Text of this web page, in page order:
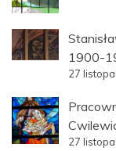
1900-
27
27